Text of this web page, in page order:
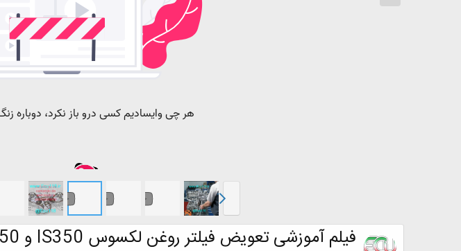
فیلم آموزشی تعویض فیلتر روغن لکسوس IS350 و IS250